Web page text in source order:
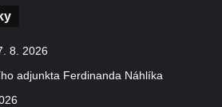
8. 2026
adjunkta Ferdinanda Náhlíka